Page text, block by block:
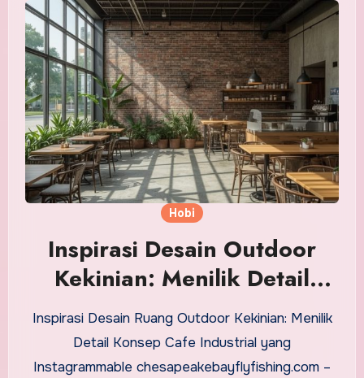
Hobi
Inspirasi Desain Outdoor
Kekinian: Menilik Detail
Konsep Cafe Industrial yang
Instagrammable
Inspirasi Desain Ruang Outdoor Kekinian: Menilik
Detail Konsep Cafe Industrial yang
Instagrammable chesapeakebayflyfishing.com –